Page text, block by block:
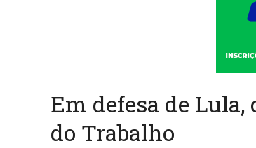
Em defesa de
do Trabalho